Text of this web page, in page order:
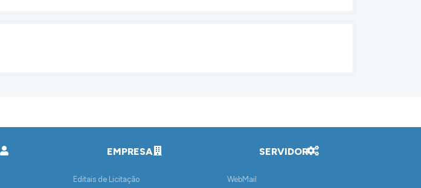
EMPRESA
Editais de Licitação
SERVIDOR
WebMail